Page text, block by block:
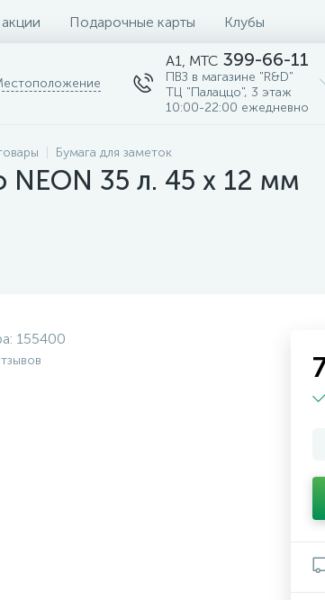
Подарочные карты Клубы
A1, MTC 399-66-11
ПВЗ в магазине "R&D"
ТЦ "Палаццо", 3 этаж
10:00-22:00 ежедневно
Бумага для заметок
NEON 35 л. 45 x 12 мм
155400